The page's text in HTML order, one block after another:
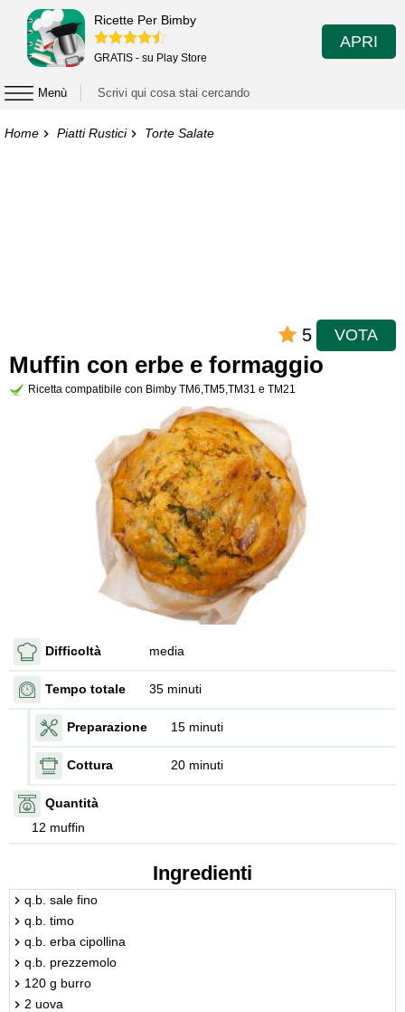
Ricette Per Bimby
GRATIS - su Play Store
APRI
Menù
Home Piatti Rustici Torte Salate
5 VOTA
Muffin con erbe e formaggio
Ricetta compatibile con Bimby TM6,TM5,TM31 e TM21
Difficoltà media
Tempo totale 35 minuti
Preparazione 15 minuti
Cottura 20 minuti
Quantità
12 muffin
Ingredienti
q.b. sale fino
q.b. timo
q.b. erba cipollina
q.b. prezzemolo
120 g burro
2 uova